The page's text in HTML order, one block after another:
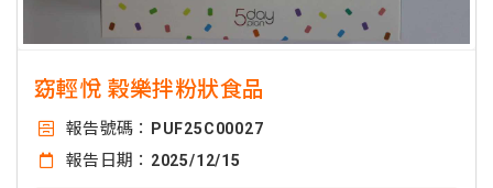
窈輕悅 穀樂拌粉狀食品
報告號碼： PUF25C00027
報告日期： 2025/12/15